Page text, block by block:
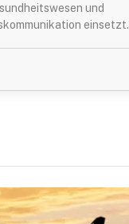
und
einsetzt.